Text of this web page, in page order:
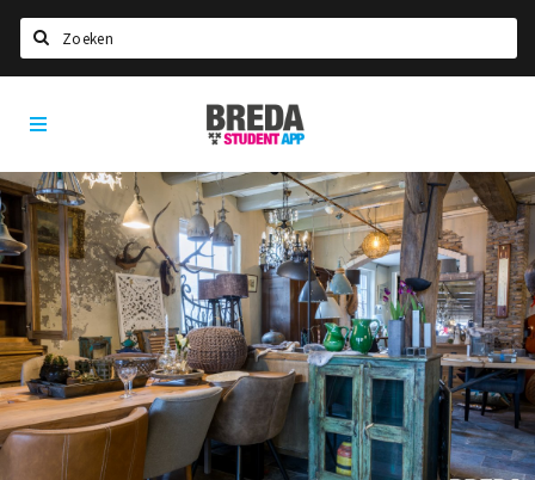
HOME
STUDYING
Welcome in Breda
Student associations
Student council
Student routes
New in town? Check FAQ!
LIVING IN BREDA
Breda
Student